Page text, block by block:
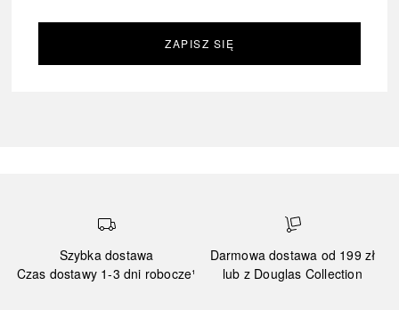
ZAPISZ SIĘ
Szybka dostawa
Czas dostawy 1-3 dni robocze¹
Darmowa dostawa od 199 zł
lub z Douglas Collection